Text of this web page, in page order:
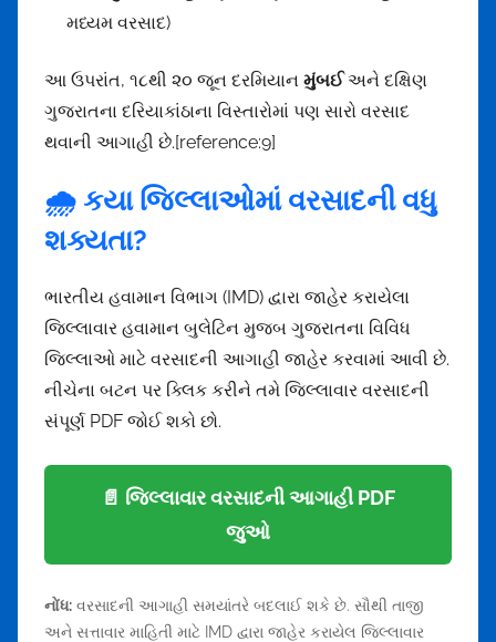
મધ્યમ વરસાદ)
આ ઉપરાંત, ૧૮થી ૨૦ જૂન દરમિયાન મુંબઈઅને દક્ષિણ
ગુજરાતના દરિયાકાંઠાના વિસ્તારોમાં પણ સારો વરસાદ
થવાની આગાહી છે.[reference:9]
🌧️ કયા જિલ્લાઓમાં વરસાદની વધુ
શક્યતા?
ભારતીય હવામાન વિભાગ (IMD) દ્વારા જાહેર કરાયેલા
જિલ્લાવાર હવામાન બુલેટિન મુજબ ગુજરાતના વિવિધ
જિલ્લાઓ માટે વરસાદની આગાહી જાહેર કરવામાં આવી છે.
નીચેના બટન પર ક્લિક કરીને તમે જિલ્લાવાર વરસાદની
સંપૂર્ણ PDF જોઈ શકો છો.
📄 જિલ્લાવાર વરસાદની આગાહી PDF
જુઓ
નોંધ: વરસાદની આગાહી સમયાંતરે બદલાઈ શકે છે. સૌથી તાજી
અને સત્તાવાર માહિતી માટે IMD દ્વારા જાહેર કરાયેલ જિલ્લાવાર